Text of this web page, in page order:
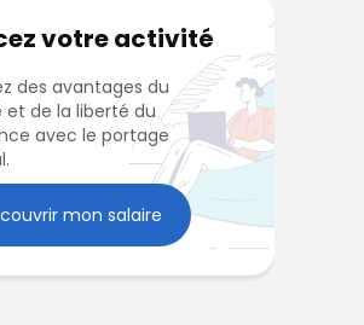
votre activité
des avantages du
et de la liberté du
avec le portage
mon salaire